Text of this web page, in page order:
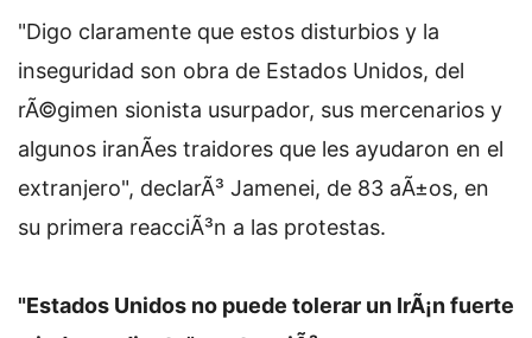
"Digo claramente que estos disturbios y la
inseguridad son obra de Estados Unidos, del
rÃ©gimen sionista usurpador, sus mercenarios y
algunos iranÃ­es traidores que les ayudaron en el
extranjero", declarÃ³ Jamenei, de 83 aÃ±os, en
su primera reacciÃ³n a las protestas.
"Estados Unidos no puede tolerar un IrÃ¡n fuerte